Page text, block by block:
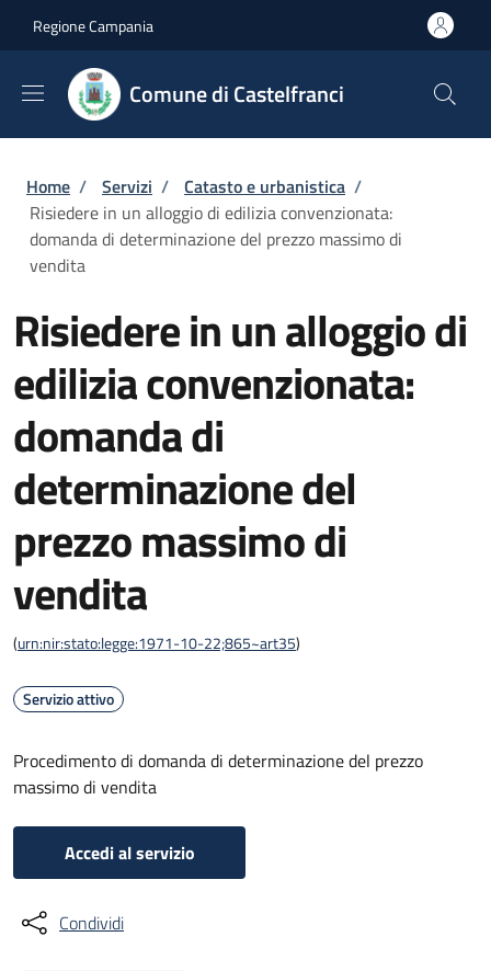
Regione Campania
Comune di Castelfranci
Briciole di pane
Home / Servizi / Catasto e urbanistica /
Risiedere in un alloggio di edilizia convenzionata:
domanda di determinazione del prezzo massimo di
vendita
Risiedere in un alloggio di
edilizia convenzionata:
domanda di
determinazione del
prezzo massimo di
vendita
(urn:nir:stato:legge:1971-10-22;865~art35)
Servizio attivo
Procedimento di domanda di determinazione del prezzo
massimo di vendita
Accedi al servizio
Condividi